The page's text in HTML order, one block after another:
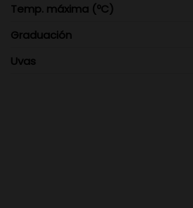
Temp. máxima (ºC)
Graduación
Uvas